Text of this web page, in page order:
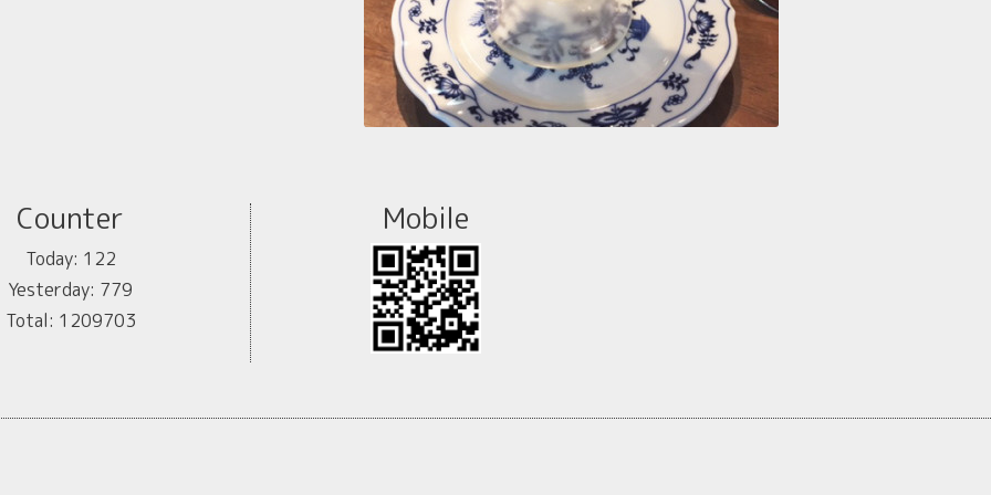
Counter
Today: 122
Yesterday: 779
Total: 1209703
Mobile